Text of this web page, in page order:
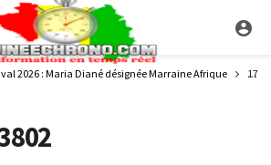
2026 : Maria Diané désignée Marraine Afrique